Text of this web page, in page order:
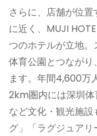
さらに、店舗が位
に近く、MUJI
つのホテルが立地
体育公園とつなが
ます。年間4,600万
2km圏内には深圳
など文化・観光施
グ」「ラグジュア